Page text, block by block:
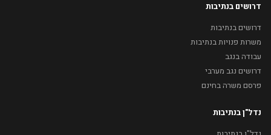
דרושים בנתיבות
דרושים בנתיבות
משרות פנויות בנתיבות
עבודה בנגב
דרושים נגב מערבי
פרסם משרה בחינם
נדל"ן בנתיבות